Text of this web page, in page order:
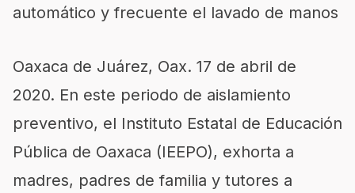
automático y frecuente el lavado de manos
Oaxaca de Juárez, Oax. 17 de abril de
2020. En este periodo de aislamiento
preventivo, el Instituto Estatal de Educación
Pública de Oaxaca (IEEPO), exhorta a
madres, padres de familia y tutores a